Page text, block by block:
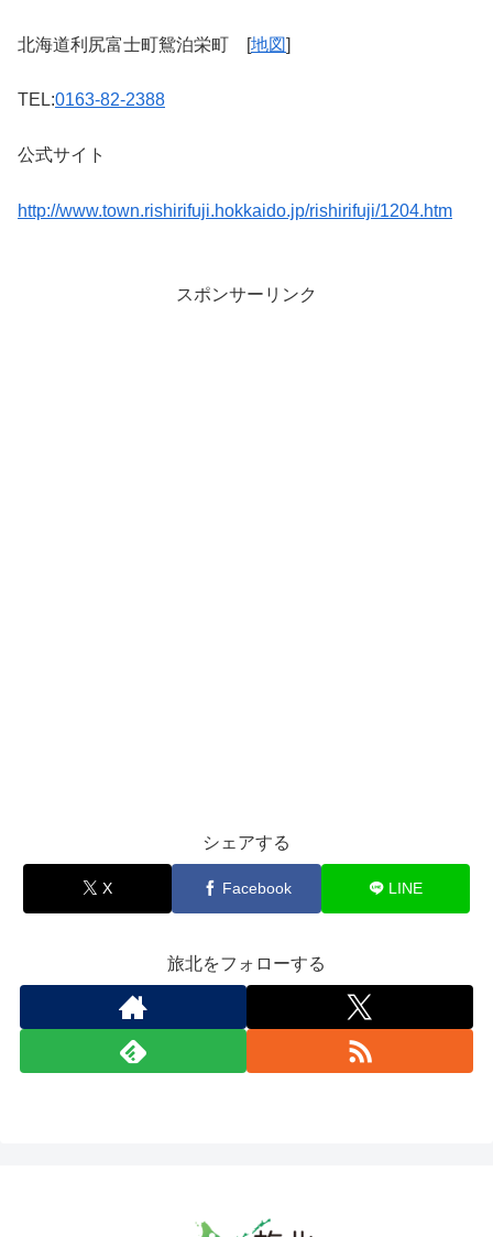
北海道利尻富士町鴛泊栄町 [地図]
TEL:0163-82-2388
公式サイト
http://www.town.rishirifuji.hokkaido.jp/rishirifuji/1204.htm
スポンサーリンク
シェアする
X Facebook LINE
旅北をフォローする